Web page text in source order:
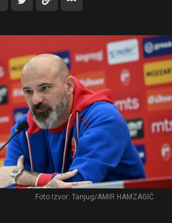
Foto Izvor: Tanjug/AMIR HAMZAGIĆ